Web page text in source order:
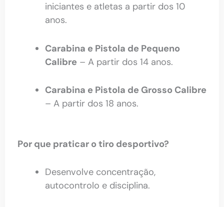
iniciantes e atletas a partir dos 10
anos.
Carabina e Pistola de Pequeno
Calibre – A partir dos 14 anos.
Carabina e Pistola de Grosso Calibre
– A partir dos 18 anos.
Por que praticar o tiro desportivo?
Desenvolve concentração,
autocontrolo e disciplina.